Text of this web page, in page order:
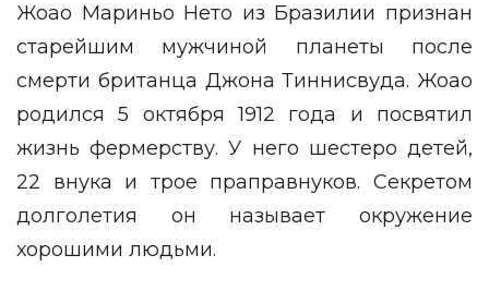
Жоао Мариньо Нето из Бразилии признан
старейшим мужчиной планеты после
смерти британца Джона Тиннисвуда. Жоао
родился 5 октября 1912 года и посвятил
жизнь фермерству. У него шестеро детей,
22 внука и трое праправнуков. Секретом
долголетия он называет окружение
хорошими людьми.